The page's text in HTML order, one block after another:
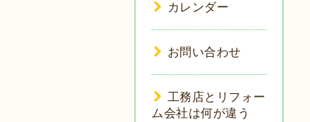
カレンダー
お問い合わせ
工務店とリフォー
ム会社は何が違う